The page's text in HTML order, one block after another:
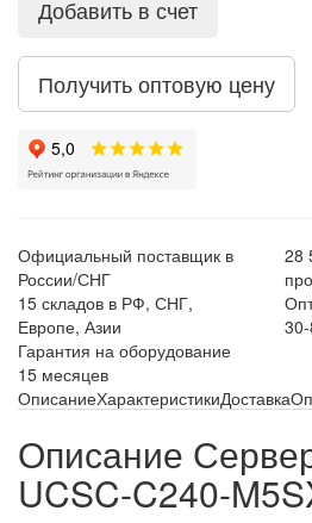
Добавить в счет
Получить оптовую цену
Официальный поставщик в
России/СНГ
28
15 складов в РФ, СНГ,
Европе, Азии
Гарантия на оборудование
15 месяцев
ОписаниеХарактеристикиДоставка
Описание
UCSC-C240-